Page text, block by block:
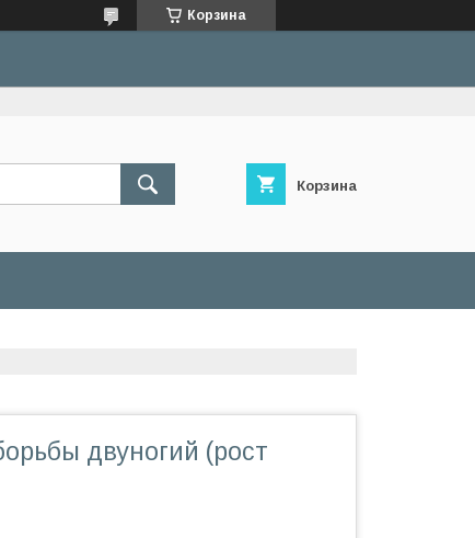
Корзина
Корзина
двуногий (рост